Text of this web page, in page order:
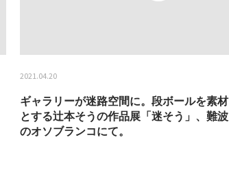
2021.04.20
ギャラリーが迷路空間に。段ボールを素材
とする辻本そうの作品展「迷そう」、難波
のオソブランコにて。